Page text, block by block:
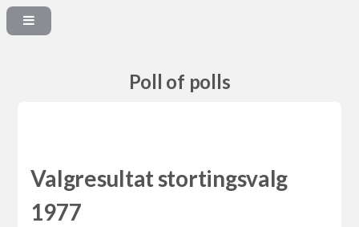
Poll of polls
Valgresultat stortingsvalg
1977